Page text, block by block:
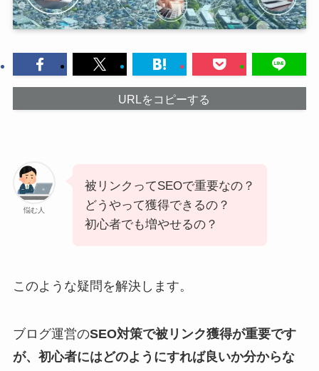
URLをコピーする
悩む人
被リンクってSEOで重要なの？
どうやって獲得できるの？
初心者でも増やせるの？
このような疑問を解決します。
ブログ運営のSEO対策で被リンク獲得が重要です
が、初心者にはどのようにすれば良いか分からな